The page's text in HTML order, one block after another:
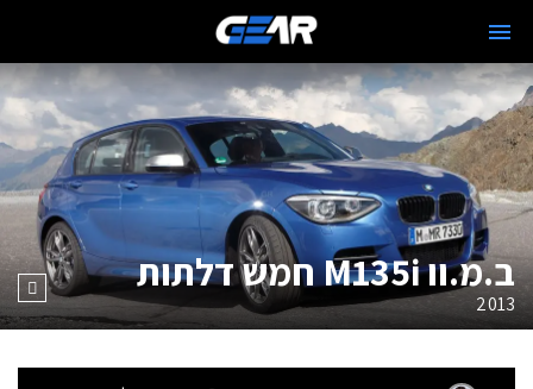
ב.מ.וו M135i חמש דלתות
2013